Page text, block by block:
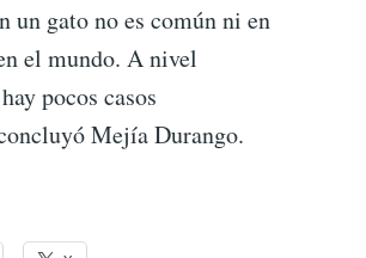
un gato no es común ni en
el mundo. A nivel
pocos casos
Mejía Durango.